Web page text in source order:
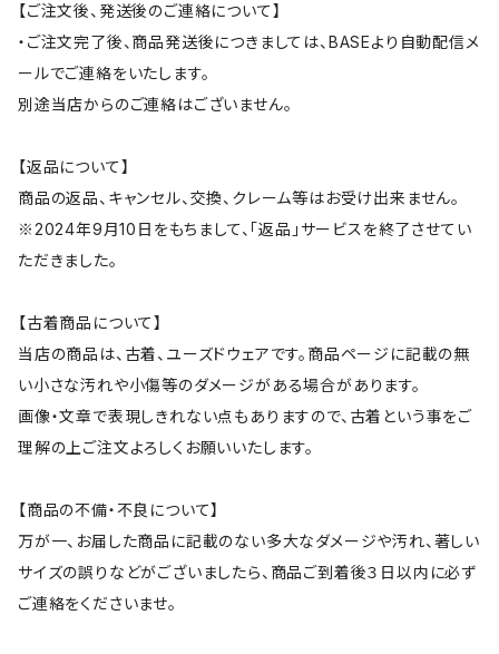
【ご注文後、発送後のご連絡について】
・ご注文完了後、商品発送後につきましては、BASEより自動配信メ
ールでご連絡をいたします。
別途当店からのご連絡はございません。
【返品について】
商品の返品、キャンセル、交換、クレーム等はお受け出来ません。
※2024年9月10日をもちまして、「返品」サービスを終了させてい
ただきました。
【古着商品について】
当店の商品は、古着、ユーズドウェアです。商品ページに記載の無
い小さな汚れや小傷等のダメージがある場合があります。
画像・文章で表現しきれない点もありますので、古着という事をご
理解の上ご注文よろしくお願いいたします。
【商品の不備・不良について】
万が一、お届した商品に記載のない多大なダメージや汚れ、著しい
サイズの誤りなどがございましたら、商品ご到着後３日以内に必ず
ご連絡をくださいませ。